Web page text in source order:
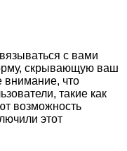
с вами
скрывающую ваш
внимание, что
такие как
возможность
этот